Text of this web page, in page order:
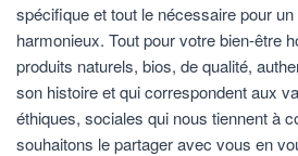
spécifique et tout le nécessaire pour
harmonieux. Tout pour votre bien-être
produits naturels, bios, de qualité,
son histoire et qui correspondent aux
éthiques, sociales qui nous tiennent à
souhaitons le partager avec vous en